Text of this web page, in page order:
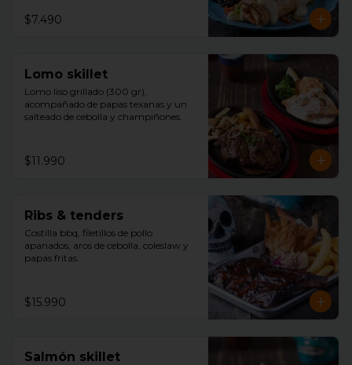
$7.490
Lomo skillet
Lomo liso grillado (300 gr),
acompañado de papas texanas y un
salteado de cebolla y champiñones.
$11.990
Ribs & tenders
Costilla bbq, filetillos de pollo
apanados, aros de cebolla, coleslaw y
papas fritas.
$15.990
Salmón skillet